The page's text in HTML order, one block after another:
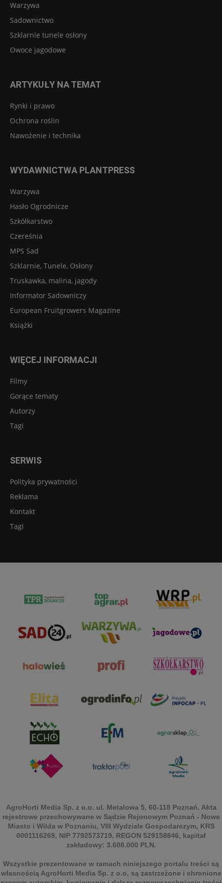
Warzywa
Sadownictwo
Szklarnie tunele osłony
Owoce jagodowe
ARTYKUŁY NA TEMAT
Rynki i prawo
Ochrona roślin
Nawożenie i technika
WYDAWNICTWA PLANTPRESS
Warzywa
Hasło Ogrodnicze
Szkółkarstwo
Czereśnia
MPS Sad
Szklarnie, Tunele, Osłony
Truskawka, malina, jagody
Informator Sadowniczy
European Fruitgrowers Magazine
Książki
WIĘCEJ INFORMACJI
Filmy
Gorące tematy
Autorzy
Tagi
SERWIS
Polityka prywatności
Reklama
Kontakt
Tagi
AgroHorti Media Sp. z o.o. ul. Metalowa 5, 60-118 Poznań. Akta
rejestrowe przechowywane w Sądzie Rejonowym Poznań - Nowe
Miasto i Wilda w Poznaniu, VIII Wydziale Gospodarczym, KRS
0001116269, NIP 7792573719, REGON 529158846, kapitał
zakładowy: 3.608.000 PLN.
Wszystkie prezentowane w ramach niniejszego portalu treści są
własnością AgroHorti Media Sp. z o.o, są zastrzeżone i chronione